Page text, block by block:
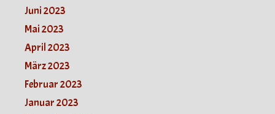
Juni 2023
Mai 2023
April 2023
März 2023
Februar 2023
Januar 2023